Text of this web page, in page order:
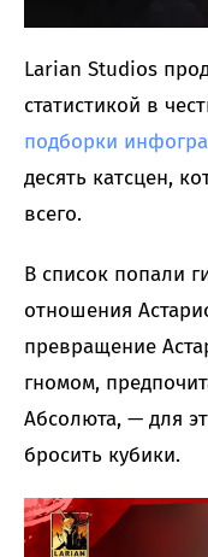
Larian Studios
статистикой в
подборки
десять катсцен,
всего.
В список попали
отношения
превращение
гномом,
Абсолюта, — для
бросить кубики.